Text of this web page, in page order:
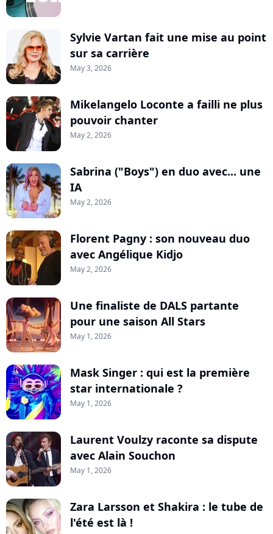
Sylvie Vartan fait une mise au point
sur sa carrière
May 3, 2026
Mikelangelo Loconte a failli ne plus
pouvoir chanter
May 2, 2026
Sabrina ("Boys") en duo avec... une
IA
May 2, 2026
Florent Pagny : son nouveau duo
avec Angélique Kidjo
May 2, 2026
Une finaliste de DALS partante
pour une saison All Stars
May 1, 2026
Mask Singer : qui est la première
star internationale ?
May 1, 2026
Laurent Voulzy raconte sa dispute
avec Alain Souchon
May 1, 2026
Zara Larsson et Shakira : le tube de
l'été est là !